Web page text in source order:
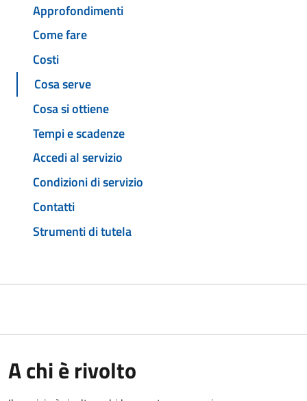
Approfondimenti
Come fare
Costi
Cosa serve
Cosa si ottiene
Tempi e scadenze
Accedi al servizio
Condizioni di servizio
Contatti
Strumenti di tutela
A chi è rivolto